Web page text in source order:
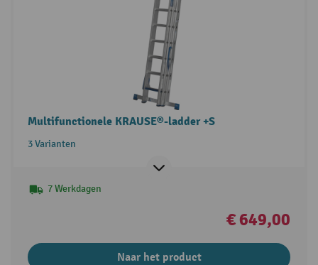
Multifunctionele KRAUSE®-ladder +S
3 Varianten
7 Werkdagen
€ 649,00
Naar het product